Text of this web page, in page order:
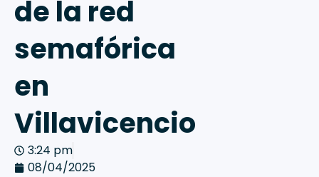
de la red
semafórica
en
Villavicencio
3:24 pm
08/04/2025